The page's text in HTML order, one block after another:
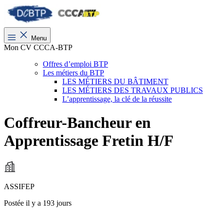
Menu
Mon CV CCCA-BTP
Offres d’emploi BTP
Les métiers du BTP
LES MÉTIERS DU BÂTIMENT
LES MÉTIERS DES TRAVAUX PUBLICS
L’apprentissage, la clé de la réussite
Coffreur-Bancheur en
Apprentissage Fretin H/F
ASSIFEP
Postée il y a 193 jours